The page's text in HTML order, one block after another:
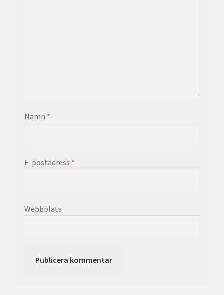
Namn *
E-postadress *
Webbplats